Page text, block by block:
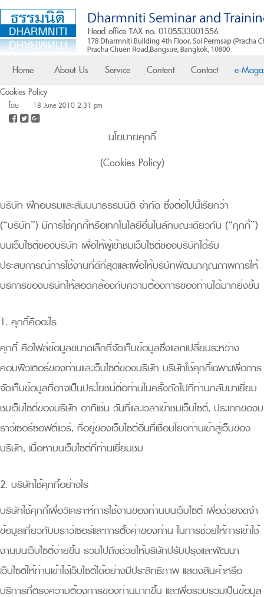
Home About Us Service Content Contact e-
Cookies Policy
โดย 18 June 2010 2:31 pm
นโยบายคุกกี้
(Cookies Policy)
บริษัท ฝึกอบรมและสัมมนาธรรมนิติ จำกัด ซึ่งต่อไปนี้เรียกว่า
(“บริษัท”) มีการใช้คุกกี้หรือเทคโนโลยีอื่นในลักษณะเดียวกัน (“คุกกี้”)
บนเว็บไซต์ของบริษัท เพื่อให้ผู้เข้าชมเว็บไซต์ของบริษัทได้รับ
ประสบการณ์การใช้งานที่ดีที่สุดและเพื่อให้บริษัทพัฒนาคุณภาพการให้
บริการของบริษัทให้สอดคล้องกับความต้องการของท่านได้มากยิ่งขึ้น
1. คุกกี้คืออะไร
คุกกี้ คือไฟล์ข้อมูลขนาดเล็กที่จัดเก็บข้อมูลซึ่งแลกเปลี่ยนระหว่าง
คอมพิวเตอร์ของท่านและเว็บไซต์ของบริษัท บริษัทใช้คุกกี้เฉพาะเพื่อการ
จัดเก็บข้อมูลที่อาจเป็นประโยชน์ต่อท่านในครั้งถัดไปที่ท่านกลับมาเยี่ยม
ชมเว็บไซต์ของบริษัท อาทิเช่น วันที่และเวลาเข้าชมเว็บไซต์, ประเภทของบ
ราว์เซอร์ซอฟต์แวร์, ที่อยู่ของเว็บไซต์อื่นที่เชื่อมโยงท่านเข้าสู่เว็บของ
บริษัท, เนื้อหาบนเว็บไซต์ที่ท่านเยี่ยมชม
2. บริษัทใช้คุกกี้อย่างไร
บริษัทใช้คุกกี้เพื่อวิเคราะห์การใช้งานของท่านบนเว็บไซต์ เพื่อช่วยจดจำ
ข้อมูลเกี่ยวกับบราว์เซอร์และการตั้งค่าของท่าน ในการช่วยให้การเข้าใช้
งานบนเว็บไซต์ง่ายขึ้น รวมไปถึงช่วยให้บริษัทปรับปรุงและพัฒนา
เว็บไซต์ให้ท่านเข้าใช้เว็บไซต์ได้อย่างมีประสิทธิภาพ แสดงสินค้าหรือ
บริการที่ตรงความต้องการของท่านมากขึ้น และเพื่อรวบรวมเป็นข้อมูล